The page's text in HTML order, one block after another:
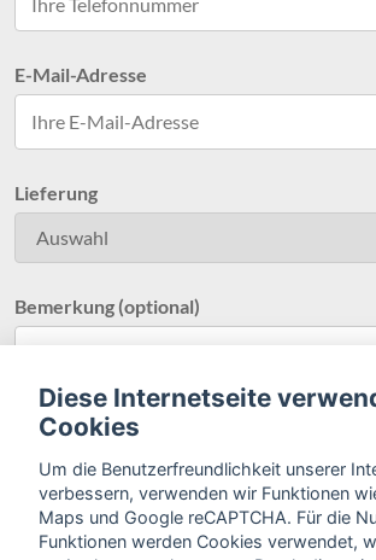
E-Mail-Adresse
Lieferung
Bemerkung (optional)
Bezahlmöglichkeit
Diese Internetseite
Cookies
Um die Benutzerfreundlichkeit unserer
verbessern, verwenden wir Funktionen
Maps und Google reCAPTCHA. Für die
Funktionen werden Cookies verwendet,